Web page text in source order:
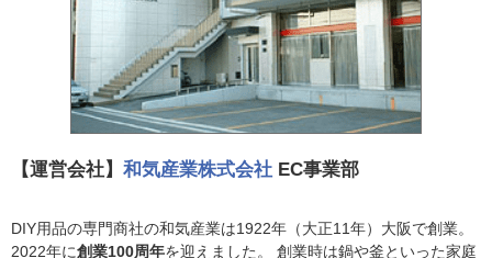
【運営会社】 和気産業株式会社 EC事業部
DIY用品の専門商社の和気産業は1922年（大正11年）大阪で創業。
2022年に創業100周年を迎えました。 創業時は鍋や釜といった家庭